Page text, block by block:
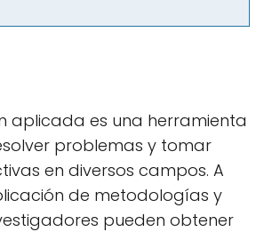
aplicada es una herramienta
problemas y tomar
en diversos campos. A
de metodologías y
pueden obtener